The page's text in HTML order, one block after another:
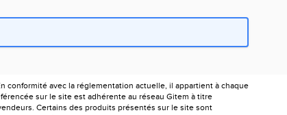
conformité avec la réglementation actuelle, il appartient à chaque
sur le site est adhérente au réseau Gitem à titre
Certains des produits présentés sur le site sont